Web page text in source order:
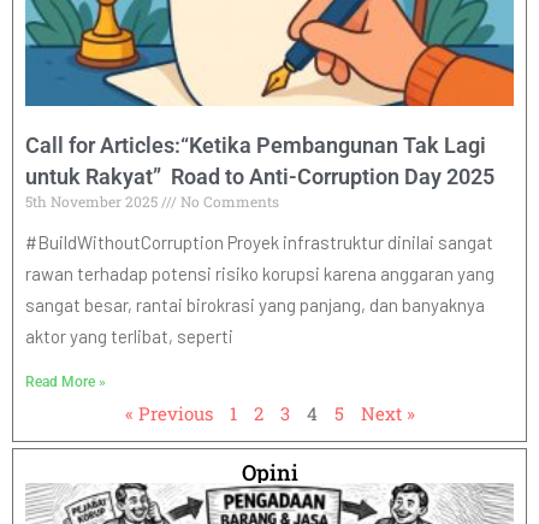
Call for Articles:“Ketika Pembangunan Tak Lagi
untuk Rakyat” Road to Anti-Corruption Day 2025
5th November 2025 No Comments
#BuildWithoutCorruption Proyek infrastruktur dinilai sangat
rawan terhadap potensi risiko korupsi karena anggaran yang
sangat besar, rantai birokrasi yang panjang, dan banyaknya
aktor yang terlibat, seperti
Read More »
« Previous 1 2 3 4 5 Next »
Opini